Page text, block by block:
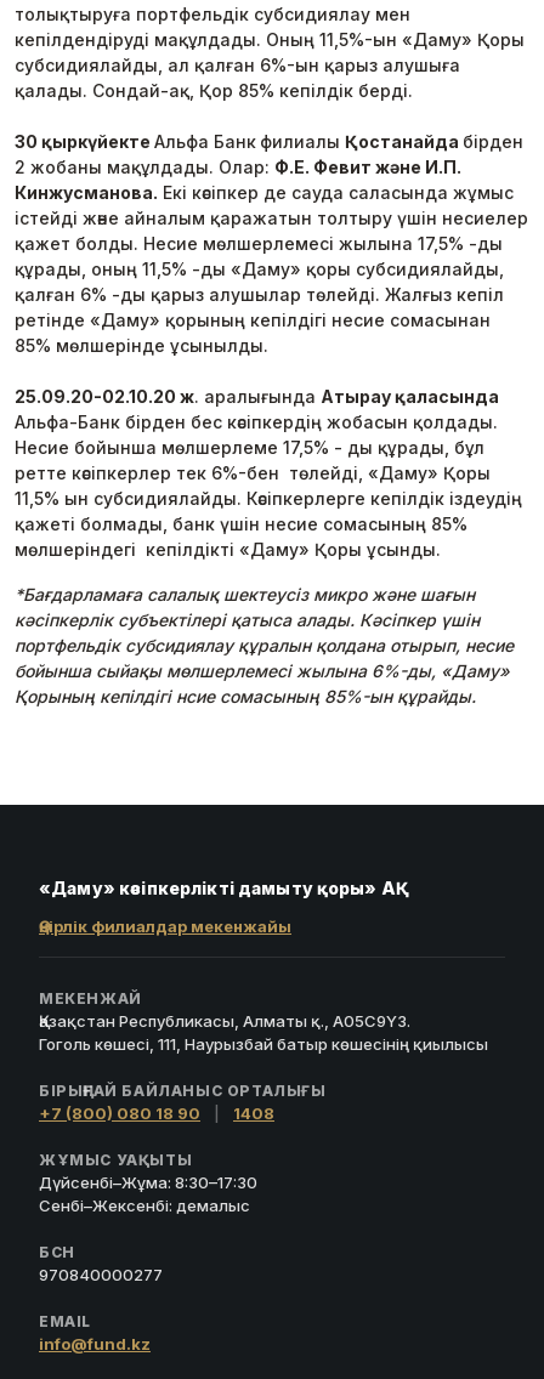
толықтыруға портфельдік субсидиялау мен
кепілдендіруді мақұлдады. Оның 11,5%-ын «Даму» Қоры
субсидиялайды, ал қалған 6%-ын қарыз алушыға
қалады. Сондай-ақ, Қор 85% кепілдік берді.
30 қыркүйекте Альфа Банк филиалы Қостанайда бірден
2 жобаны мақұлдады. Олар: Ф.Е. Февит және И.П.
Кинжусманова. Екі кәсіпкер де сауда саласында жұмыс
істейді және айналым қаражатын толтыру үшін несиелер
қажет болды. Несие мөлшерлемесі жылына 17,5% -ды
құрады, оның 11,5% -ды «Даму» қоры субсидиялайды,
қалған 6% -ды қарыз алушылар төлейді. Жалғыз кепіл
ретінде «Даму» қорының кепілдігі несие сомасынан
85% мөлшерінде ұсынылды.
25.09.20-02.10.20 ж. аралығында Атырау қаласында
Альфа-Банк бірден бес кәсіпкердің жобасын қолдады.
Несие бойынша мөлшерлеме 17,5% - ды құрады, бұл
ретте кәсіпкерлер тек 6%-бен төлейді, «Даму» Қоры
11,5% ын субсидиялайды. Кәсіпкерлерге кепілдік іздеудің
қажеті болмады, банк үшін несие сомасының 85%
мөлшеріндегі кепілдікті «Даму» Қоры ұсынды.
*Бағдарламаға салалық шектеусіз микро және шағын
кәсіпкерлік субъектілері қатыса алады. Кәсіпкер үшін
портфельдік субсидиялау құралын қолдана отырып, несие
бойынша сыйақы мөлшерлемесі жылына 6%-ды, «Даму»
Қорының кепілдігі нсие сомасының 85%-ын құрайды.
«Даму» кәсіпкерлікті дамыту қоры» АҚ
Өңірлік филиалдар мекенжайы
МЕКЕНЖАЙ
Қазақстан Республикасы, Алматы қ., A05C9Y3.
Гоголь көшесі, 111, Наурызбай батыр көшесінің қиылысы
БІРЫҢҒАЙ БАЙЛАНЫС ОРТАЛЫҒЫ
+7 (800) 080 18 90 1408
ЖҰМЫС УАҚЫТЫ
Дүйсенбі–Жұма: 8:30–17:30
Сенбі–Жексенбі: демалыс
БСН
970840000277
EMAIL
info@fund.kz